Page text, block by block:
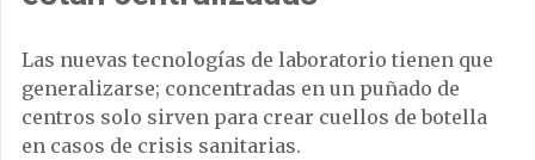
Las nuevas tecnologías de laboratorio tienen que
generalizarse; concentradas en un puñado de
centros solo sirven para crear cuellos de botella
en casos de crisis sanitarias.